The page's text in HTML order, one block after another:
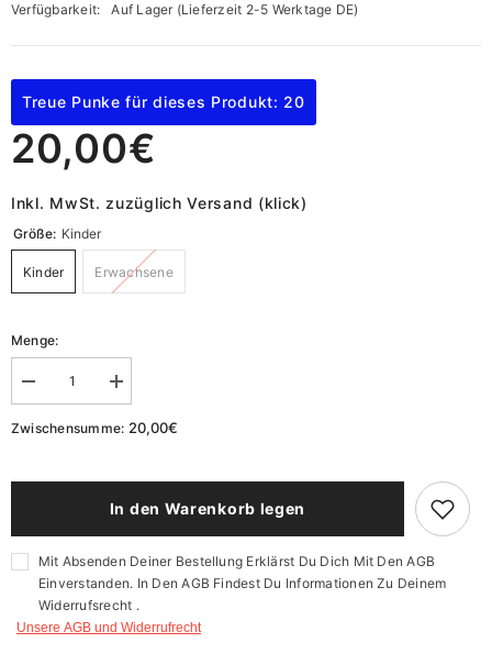
Verfügbarkeit:
Auf Lager (Lieferzeit 2-5 Werktage DE)
Treue Punke für dieses Produkt: 20
20,00€
Inkl. MwSt. zuzüglich Versand (klick)
Größe: Kinder
Kinder Erwachsene
Menge:
verringern
für
Baseball
Menge
erhöhen
für
Baseball
Zwischensumme: 20,00€
In den Warenkorb legen
Mit Absenden Deiner Bestellung Erklärst Du Dich Mit Den AGB
Einverstanden. In Den AGB Findest Du Informationen Zu Deinem
Widerrufsrecht .
Unsere AGB und Widerrufrecht